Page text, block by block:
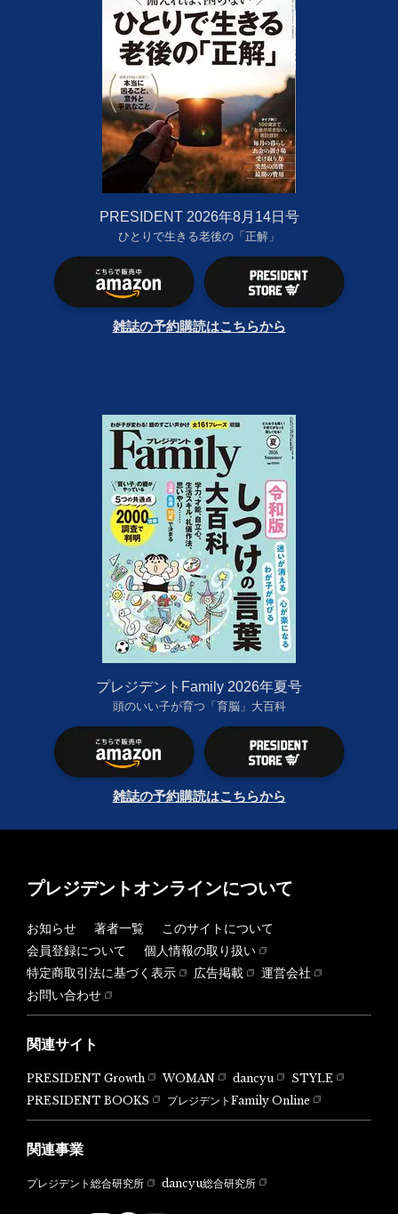
PRESIDENT 2026年8月14日号
ひとりで生きる老後の「正解」
雑誌の予約購読はこちらから
プレジデントFamily 2026年夏号
頭のいい子が育つ「育脳」大百科
雑誌の予約購読はこちらから
プレジデントオンラインについて
お知らせ 著者一覧
このサイトについて
会員登録について
個人情報の取り扱い
特定商取引法に基づく表示
広告掲載
運営会社
お問い合わせ
関連サイト
PRESIDENT Growth WOMAN dancyu
STYLE
PRESIDENT BOOKS
プレジデントFamily Online
関連事業
プレジデント総合研究所 dancyu総合研究所